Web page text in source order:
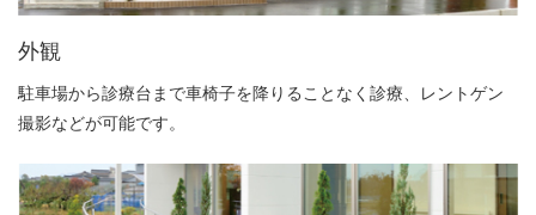
外観
駐車場から診療台まで車椅子を降りることなく診療、レントゲン
撮影などが可能です。